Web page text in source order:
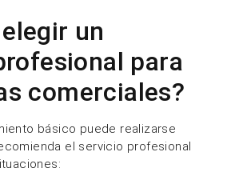
rendimiento persistentes
preventivo programado
garantiza:
originales
de la máquina